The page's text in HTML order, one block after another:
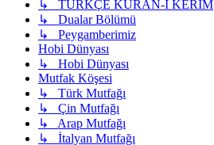
↳ TÜRKÇE KURAN-I KERİM
↳ Dualar Bölümü
↳ Peygamberimiz
Hobi Dünyası
↳ Hobi Dünyası
Mutfak Köşesi
↳ Türk Mutfağı
↳ Çin Mutfağı
↳ Arap Mutfağı
↳ İtalyan Mutfağı